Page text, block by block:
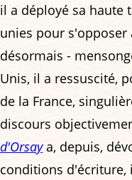
il a déployé sa haute
unies pour
désormais -
Unis, il a ressuscité,
de la France,
discours
d'Orsaya, depuis,
conditions d'écriture,